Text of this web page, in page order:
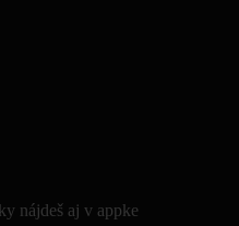
nájdeš aj v appke